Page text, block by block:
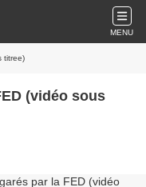
MENU
titree)
(vidéo sous